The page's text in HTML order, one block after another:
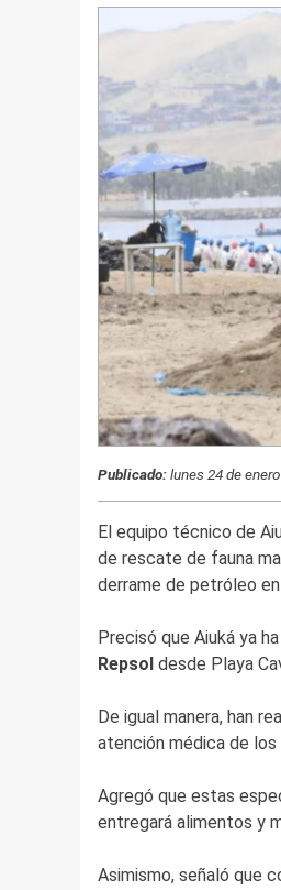
Publicado:lunes 24 de
El equipo técnico de
de rescate de fauna
derrame de petróleo en
Precisó que Aiuká ya
Repsol desde Playa
De igual manera, han
atención médica de los
Agregó que estas
entregará alimentos y
Asimismo, señaló que